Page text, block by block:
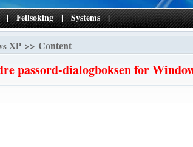
| Feilsøking | Systems |
XP >> Content
passord-dialogboksen for